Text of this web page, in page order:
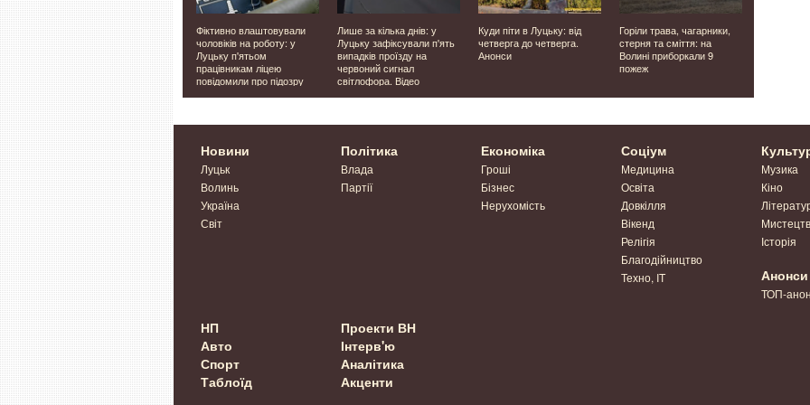
На Волині через
спалювання сухостою
загорілась господарська
будівля
Фіктивно влаштовували
чоловіків на роботу: у
Луцьку п'ятьом
працівникам ліцею
повідомили про підозру
Лише за кілька днів: у
Луцьку зафіксували п'ять
випадків проїзду на
червоний сигнал
світлофора. Відео
Куди піти в Луцьку: від
четверга до четверга.
Анонси
Горіли трава, чагарники,
стерня та сміття: на
Волині приборкали 9
пожеж
Новини
Луцьк
Волинь
Україна
Світ
Політика
Влада
Партії
Економіка
Гроші
Бізнес
Нерухомість
Соціум
Медицина
Освіта
Довкілля
Вікенд
Релігія
Благодійництво
Техно, IT
Музика
Кіно
Історія
Анонси
ТОП-
НП
Авто
Спорт
Таблоїд
Проекти ВН
Інтерв'ю
Аналітика
Акценти